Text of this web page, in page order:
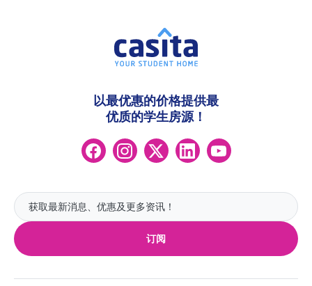
订阅
以最优惠的价格提供最
优质的学生房源！